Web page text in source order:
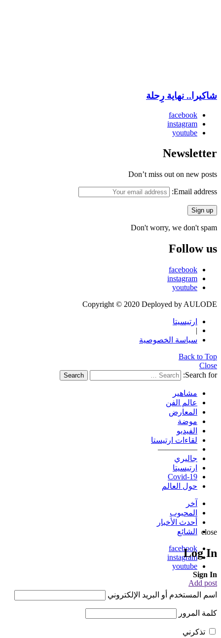
شاكيرا.. نهاية رِحلة
facebook
instagram
youtube
Newsletter
Don’t miss out on new posts
Email address:
Don't worry, we don't spam
Follow us
facebook
instagram
youtube
Copyright © 2020 Deployed by AULODE
ارتيسيتا
|
سياسة الخصوصية
Back to Top
Close
Search for:
Search
مشاهير
عالم الفن
المعارض
موضة
الفيديو
لقاءات ارتيستا
—————
جاليري
ارتيسيتا
Covid-19
حول العالم
آخر
المحبوب
أحدث الأخبار
الشائع
facebook
instagram
youtube
Add post
close
Log In
Sign In
اسم المستخدم أو البريد الإلكتروني
كلمة المرور
تذكرني